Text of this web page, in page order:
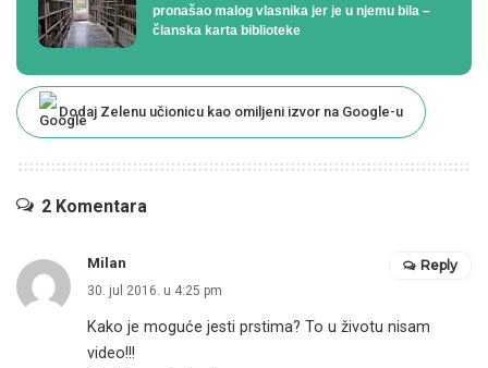
pronašao malog vlasnika jer je u njemu bila –
članska karta biblioteke
Dodaj Zelenu učionicu kao omiljeni izvor na Google-u
2 Komentara
Milan
30. jul 2016. u 4:25 pm
Kako je moguće jesti prstima? To u životu nisam
video!!!
Reply